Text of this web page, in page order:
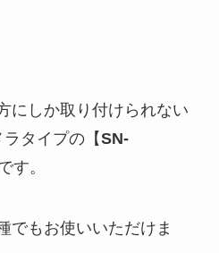
にしか取り付けられない
タイプの【SN-
す。
でもお使いいただけま